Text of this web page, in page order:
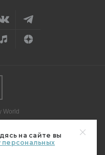
на сайте вы
персональных
World
с мнением редакции.
серия Эл № ФС77-82485